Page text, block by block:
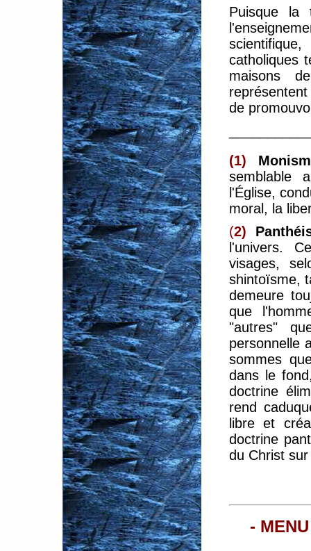
Puisque la
catholiques
maisons
de
(1)
semblable
l'Église,
moral, la
(2)
l'univers.
visages,
shintoïsme,
demeure
que
"autres"
personnelle
sommes
dans le
doctrine
rend
libre et
doctrine
du Christ
-